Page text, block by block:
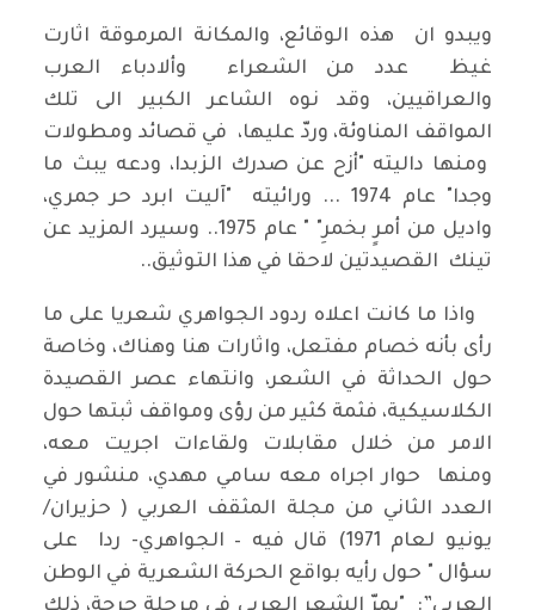
ويبدو ان هذه الوقائع، والمكانة المرموقة اثارت
غيظ عدد من الشعراء وألادباء العرب
والعراقيين، وقد نوه الشاعر الكبير الى تلك
المواقف المناوئة، وردّ عليها، في قصائد ومطولات
ومنها داليته "أزح عن صدرك الزبدا، ودعه يبث ما
وجدا" عام 1974 ... ورائيته "آليت ابرد حر جمري،
واديل من أمرٍ بخمرِ" " عام 1975.. وسيرد المزيد عن
تينك القصيدتين لاحقا في هذا التوثيق..
واذا ما كانت اعلاه ردود الجواهري شعريا على ما
رأى بأنه خصام مفتعل، واثارات هنا وهناك، وخاصة
حول الحداثة في الشعر، وانتهاء عصر القصيدة
الكلاسيكية، فثمة كثير من رؤى ومواقف ثبتها حول
الامر من خلال مقابلات ولقاءات اجريت معه،
ومنها حوار اجراه معه سامي مهدي، منشور في
العدد الثاني من مجلة المثقف العربي ( حزيران/
يونيو لعام 1971) قال فيه – الجواهري- ردا على
سؤال " حول رأيه بواقع الحركة الشعرية في الوطن